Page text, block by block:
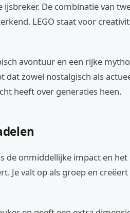
De combinatie van
LEGO staat voor
avontuur en een rijke
dat zowel nostalgisch als
heeft over generaties heen.
de onmiddellijke impact en het
Je valt op als groep en